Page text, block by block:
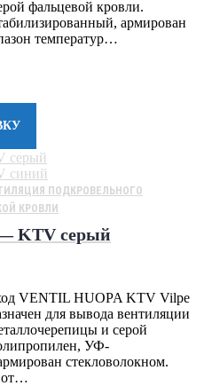
фальцевой кровли.
армирован
температур…
ПОДКРОВЕЛЬНОГО
КРОВЛИ
KTV серый
VENTIL HUOPA KTV Vilpe
для вывода вентиляции
и серой
УФ-
стекловолокном.
от…